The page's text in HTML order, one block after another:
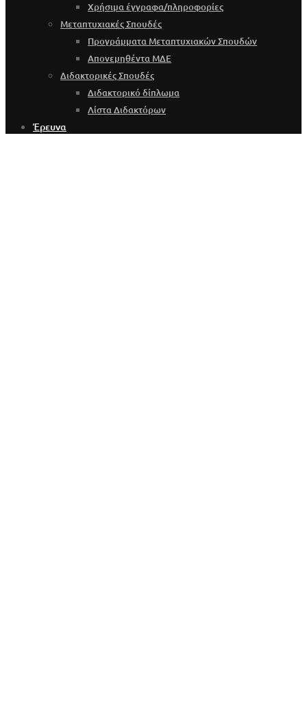
Χρήσιμα έγγραφα/πληροφορίες
Μεταπτυχιακές Σπουδές
Προγράμματα Μεταπτυχιακών Σπουδών
Απονεμηθέντα ΜΔΕ
Διδακτορικές Σπουδές
Διδακτορικό δίπλωμα
Λίστα Διδακτόρων
Έρευνα